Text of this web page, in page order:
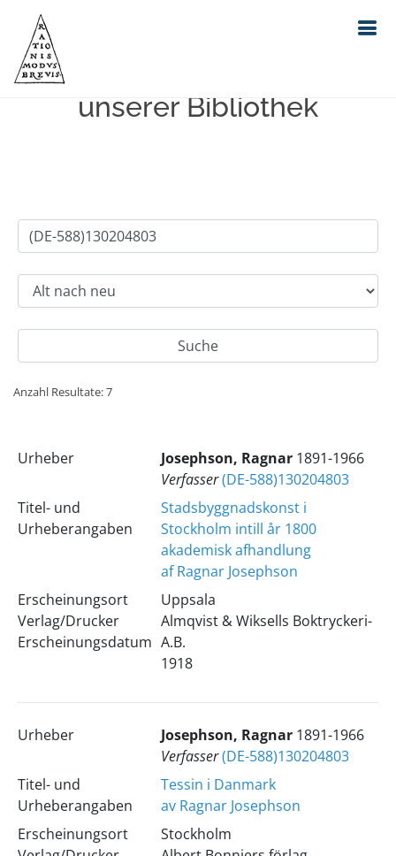
Einfache Suche im Bestand
unserer Bibliothek
Anzahl Resultate: 7
Urheber Josephson, Ragnar 1891-1966
Verfasser(DE-588)130204803
Titel- und
Urheberangaben
Stadsbyggnadskonst i
Stockholm intill år 1800
akademisk afhandlung
af Ragnar Josephson
Erscheinungsort
Verlag/Drucker
Erscheinungsdatum
Uppsala
Almqvist & Wiksells Boktryckeri-
A.B.
1918
Urheber Josephson, Ragnar 1891-1966
Verfasser(DE-588)130204803
Titel- und
Urheberangaben
Tessin i Danmark
av Ragnar Josephson
Erscheinungsort
Stockholm